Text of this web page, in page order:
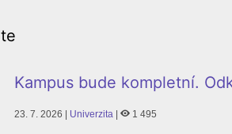
Kampus bude kompletní.
23. 7. 2026 | Univerzita | 1 495